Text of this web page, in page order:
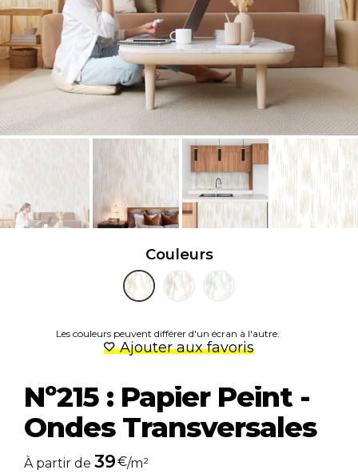
Couleurs
Les couleurs peuvent différer d'un écran à l'autre.
Ajouter aux favoris
Nº215 : Papier Peint -
Ondes Transversales
À partir de 39€/m²